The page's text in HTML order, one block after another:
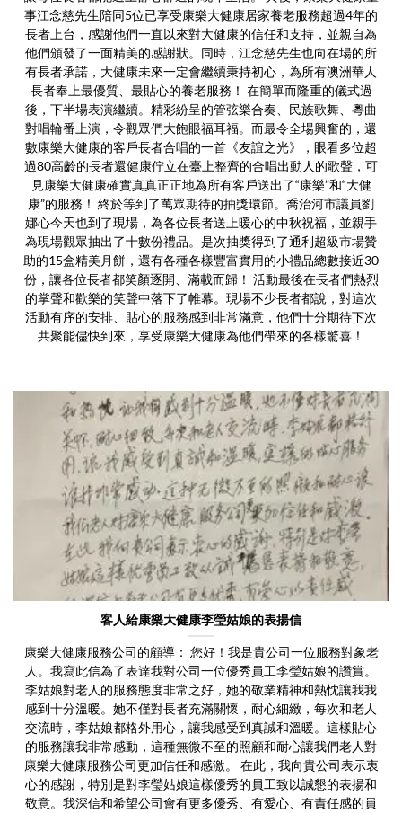
事江念慈先生陪同5位已享受康樂大健康居家養老服務超過4年的
長者上台，感謝他們一直以來對大健康的信任和支持，並親自為
他們頒發了一面精美的感謝狀。同時，江念慈先生也向在場的所
有長者承諾，大健康未來一定會繼續秉持初心，為所有澳洲華人
長者奉上最優質、最貼心的養老服務！ 在簡單而隆重的儀式過
後，下半場表演繼續。精彩紛呈的管弦樂合奏、民族歌舞、粵曲
對唱輪番上演，令觀眾們大飽眼福耳福。而最令全場興奮的，還
數康樂大健康的客戶長者合唱的一首《友誼之光》，眼看多位超
過80高齡的長者還健康佇立在臺上整齊的合唱出動人的歌聲，可
見康樂大健康確實真真正正地為所有客戶送出了“康樂”和“大健
康”的服務！ 終於等到了萬眾期待的抽獎環節。喬治河市議員劉
娜心今天也到了現場，為各位長者送上暖心的中秋祝福，並親手
為現場觀眾抽出了十數份禮品。是次抽獎得到了通利超級市場贊
助的15盒精美月餅，還有各種各樣豐富實用的小禮品總數接近30
份，讓各位長者都笑顏逐開、滿載而歸！ 活動最後在長者們熱烈
的掌聲和歡樂的笑聲中落下了帷幕。現場不少長者都說，對這次
活動有序的安排、貼心的服務感到非常滿意，他們十分期待下次
共聚能儘快到來，享受康樂大健康為他們帶來的各樣驚喜！
客人給康樂大健康李瑩姑娘的表揚信
康樂大健康服務公司的顧導： 您好！我是貴公司一位服務對象老
人。我寫此信為了表達我對公司一位優秀員工李瑩姑娘的讚賞。
李姑娘對老人的服務態度非常之好，她的敬業精神和熱忱讓我我
感到十分溫暖。她不僅對長者充滿關懷，耐心細緻，每次和老人
交流時，李姑娘都格外用心，讓我感受到真誠和溫暖。這樣貼心
的服務讓我非常感動，這種無微不至的照顧和耐心讓我們老人對
康樂大健康服務公司更加信任和感激。 在此，我向貴公司表示衷
心的感謝，特別是對李瑩姑娘這樣優秀的員工致以誠懇的表揚和
敬意。我深信和希望公司會有更多優秀、有愛心、有責任感的員